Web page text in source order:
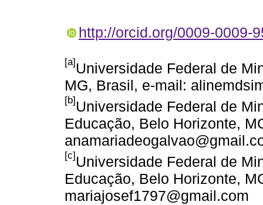
http://orcid.org/0009-0009-
[a]Universidade Federal de
MG, Brasil, e-mail:
[b]Universidade Federal de
Educação, Belo Horizonte,
[c]Universidade Federal de
Educação, Belo Horizonte,
mariajosef1797@gmail.com